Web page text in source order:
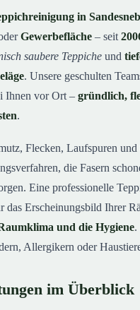
in Sandesneben?
in Sandesneben und
einholen
man sieht – Profis bei einer
in Sandesneben im Einsatz
in
Gewerbefläche – seit
saubere Teppiche und
. Unsere geschulten
Ihnen vor Ort – gründlich,
.
Flecken, Laufspuren
die Fasern
Eine professionelle
das Erscheinungsbild Ihrer
und die Hygiene.
Allergikern oder
im Überblick